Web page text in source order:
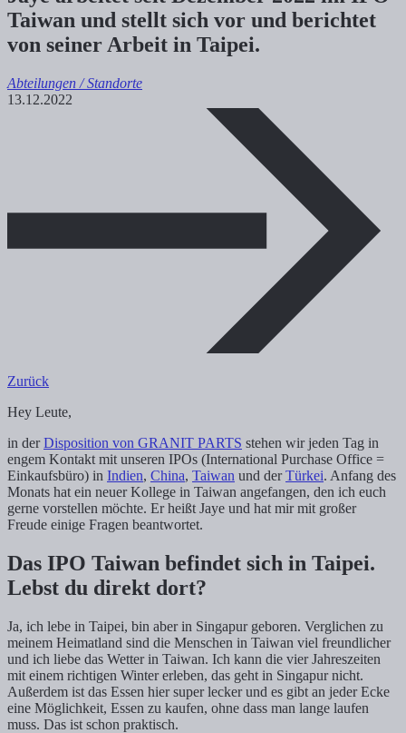
Taiwan und stellt sich vor und berichtet
von seiner Arbeit in Taipei.
Abteilungen / Standorte
13.12.2022
Zurück
Hey Leute,
in derDisposition von GRANIT PARTS stehen wir jeden Tag in
engem Kontakt mit unseren IPOs (International Purchase Office =
Einkaufsbüro) in Indien, China, Taiwan und derTürkei. Anfang des
Monats hat ein neuer Kollege in Taiwan angefangen, den ich euch
gerne vorstellen möchte. Er heißt Jaye und hat mir mit großer
Freude einige Fragen beantwortet.
Das IPO Taiwan befindet sich in Taipei.
Lebst du direkt dort?
Ja, ich lebe in Taipei, bin aber in Singapur geboren. Verglichen zu
meinem Heimatland sind die Menschen in Taiwan viel freundlicher
und ich liebe das Wetter in Taiwan. Ich kann die vier Jahreszeiten
mit einem richtigen Winter erleben, das geht in Singapur nicht.
Außerdem ist das Essen hier super lecker und es gibt an jeder Ecke
eine Möglichkeit, Essen zu kaufen, ohne dass man lange laufen
muss. Das ist schon praktisch.